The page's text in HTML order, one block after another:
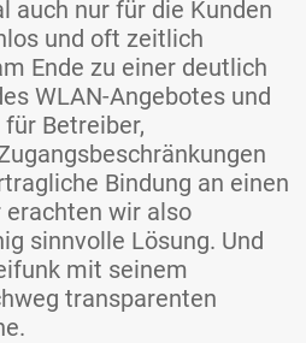
auch nur für die Kunden
und oft zeitlich
Ende zu einer deutlich
WLAN-Angebotes und
Betreiber,
Bindung an einen
wir also
sinnvolle Lösung. Und
mit seinem
transparenten